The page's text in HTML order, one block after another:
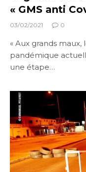
« GMS anti
03/02/2021 0
« Aux grands maux,
pandémique
une étape…